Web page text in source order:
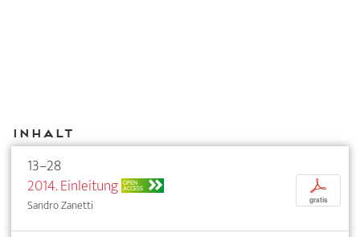
Inhalt
13–28
2014. Einleitung OPEN
ACCESS
Sandro Zanetti
p
gratis